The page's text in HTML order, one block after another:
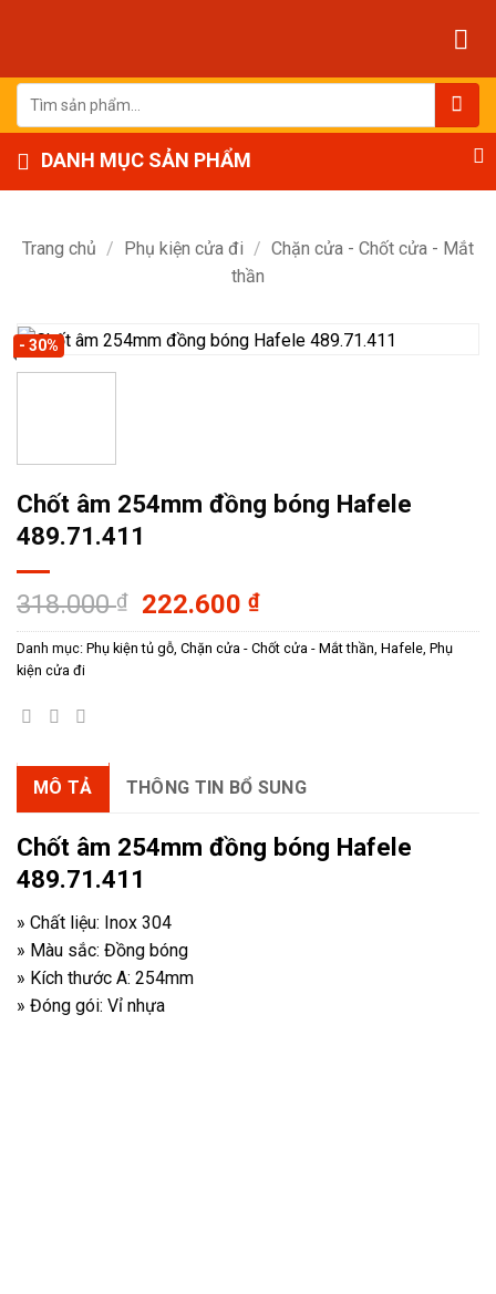
dung
Tìm
kiếm:
DANH MỤC SẢN PHẨM
Trang chủ / Phụ kiện cửa đi / Chặn cửa - Chốt cửa - Mắt
thần
- 30%
Chốt âm 254mm đồng bóng Hafele
489.71.411
318.000₫
Giá
gốc
là:
222.600₫Giá
hiện
tại
Danh mục: Phụ kiện tủ gỗ Chặn cửa - Chốt cửa - Mắt thần Hafele Phụ
kiện cửa đi
MÔ TẢ THÔNG TIN BỔ SUNG
Chốt âm 254mm đồng bóng Hafele
489.71.411
» Chất liệu: Inox 304
» Màu sắc: Đồng bóng
» Kích thước A: 254mm
» Đóng gói: Vỉ nhựa